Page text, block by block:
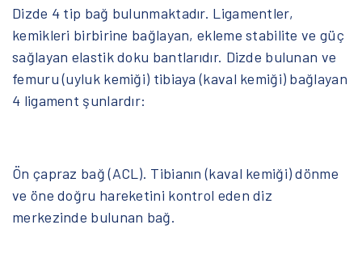
Dizde 4 tip bağ bulunmaktadır. Ligamentler,
kemikleri birbirine bağlayan, ekleme stabilite ve güç
sağlayan elastik doku bantlarıdır. Dizde bulunan ve
femuru (uyluk kemiği) tibiaya (kaval kemiği) bağlayan
4 ligament şunlardır:
Ön çapraz bağ (ACL). Tibianın (kaval kemiği) dönme
ve öne doğru hareketini kontrol eden diz
merkezinde bulunan bağ.